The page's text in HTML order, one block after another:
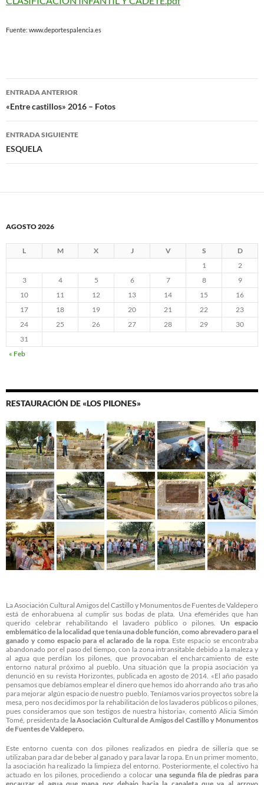
Fuente: www.deportespalencia.es
Navegación
de
entradas
ENTRADA ANTERIOR
«Entre castillos» 2016 – Fotos
ENTRADA SIGUIENTE
ESQUELA
AGOSTO 2026
L M X J V S
D
1
2
3
4 5 6 7 8
9
10
11 12 13 14 15
16
17
18 19 20 21 22
23
24
25 26 27 28 29
30
31
« Feb
RESTAURACIÓN DE «LOS PILONES»
La Asociación Cultural Amigos del Castillo y Monumentos de Fuentes de Valdepero
está de enhorabuena al cumplir sus bodas de plata. Una efemérides que han
querido celebrar rehabilitando el lavadero público o pilones. Un espacio
emblemático de la localidad que tenía una doble función, como abrevadero para el
ganado y como espacio para el aclarado de la ropa. Este espacio se encontraba
abandonado por el paso del tiempo, con la zona intransitable debido a la maleza y
al agua que perdían los pilones, que provocaban el encharcamiento de este
entorno natural próximo al pueblo. Una situación que la propia asociación ya
denunció en su revista Horizontes, publicada en agosto de 2014. «El año pasado
pensamos que debíamos emplear el dinero que hemos ido ahorrando año tras año
para mejorar algún espacio de nuestro pueblo. Teníamos varios proyectos sobre la
mesa, pero nos decidimos por la rehabilitación de los lavaderos públicos o pilones,
pues consideramos que son testigos de nuestra historia», comentó Alicia Simón
Tomé, presidenta de la Asociación Cultural de Amigos del Castillo y Monumentos
de Fuentes de Valdepero.
Este entorno cuenta con dos pilones realizados en piedra de sillería que se
utilizaban para dar de beber al ganado y para lavar la ropa. En un primer momento,
la asociación ha realizado la limpieza del entorno. Posteriormente, el colectivo ha
actuado en los pilones, procediendo a colocar una segunda fila de piedras para